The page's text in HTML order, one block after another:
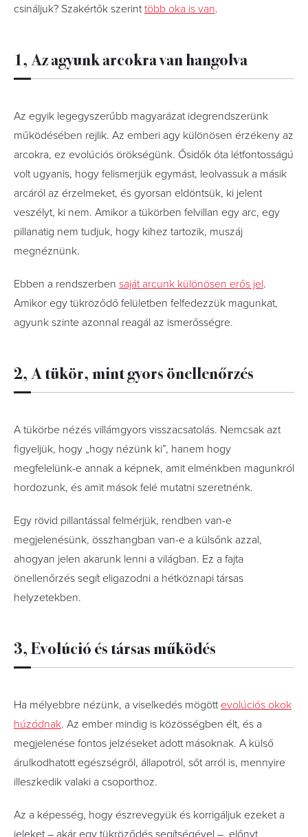
csináljuk? Szakértők szerinttöbb oka is van.
1, Az agyunk arcokra van hangolva
Az egyik legegyszerűbb magyarázat idegrendszerünk
működésében rejlik. Az emberi agy különösen érzékeny az
arcokra, ez evolúciós örökségünk. Ősidők óta létfontosságú
volt ugyanis, hogy felismerjük egymást, leolvassuk a másik
arcáról az érzelmeket, és gyorsan eldöntsük, ki jelent
veszélyt, ki nem. Amikor a tükörben felvillan egy arc, egy
pillanatig nem tudjuk, hogy kihez tartozik, muszáj
megnéznünk.
Ebben a rendszerben saját arcunk különösen erős jel.
Amikor egy tükröződő felületben felfedezzük magunkat,
agyunk szinte azonnal reagál az ismerősségre.
2, A tükör, mint gyors önellenőrzés
A tükörbe nézés villámgyors visszacsatolás. Nemcsak azt
figyeljük, hogy „hogy nézünk ki”, hanem hogy
megfelelünk-e annak a képnek, amit elménkben magunkról
hordozunk, és amit mások felé mutatni szeretnénk.
Egy rövid pillantással felmérjük, rendben van-e
megjelenésünk, összhangban van-e a külsőnk azzal,
ahogyan jelen akarunk lenni a világban. Ez a fajta
önellenőrzés segít eligazodni a hétköznapi társas
helyzetekben.
3, Evolúció és társas működés
Ha mélyebbre nézünk, a viselkedés mögött evolúciós okok
húzódnak. Az ember mindig is közösségben élt, és a
megjelenése fontos jelzéseket adott másoknak. A külső
árulkodhatott egészségről, állapotról, sőt arról is, mennyire
illeszkedik valaki a csoporthoz.
Az a képesség, hogy észrevegyük és korrigáljuk ezeket a
jeleket – akár egy tükröződés segítségével –, előnyt